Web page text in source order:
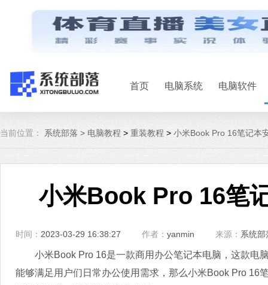
首页 电脑系统 电脑软件
当前位置： 系统部落 > 电脑教程 > 重装教程 > 小米Book Pro 16笔记本
小米Book Pro 16笔
时间： 2023-03-29 16:38:27 作者： yanmin 来源： 系统部
小米Book Pro 16是一款商用办公笔记本电脑，这款电
能够满足用户们日常办公使用需求，那么小米Book Pro 16